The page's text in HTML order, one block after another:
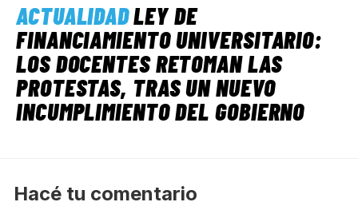
ACTUALIDADLEY DE
FINANCIAMIENTO UNIVERSITARIO:
LOS DOCENTES RETOMAN LAS
PROTESTAS, TRAS UN NUEVO
INCUMPLIMIENTO DEL GOBIERNO
Hacé tu comentario